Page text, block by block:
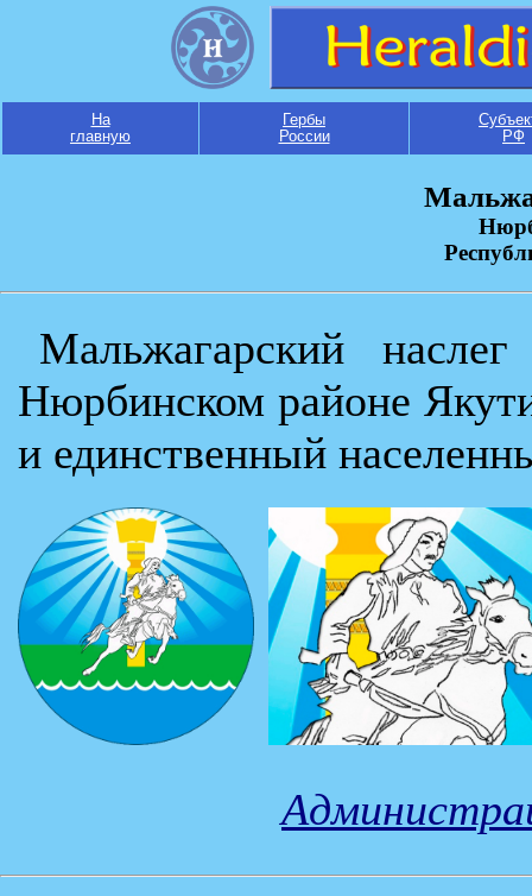
На
главную
Гербы
России
РФ
Мальжагарский
Нюрбинском районе
и единственный